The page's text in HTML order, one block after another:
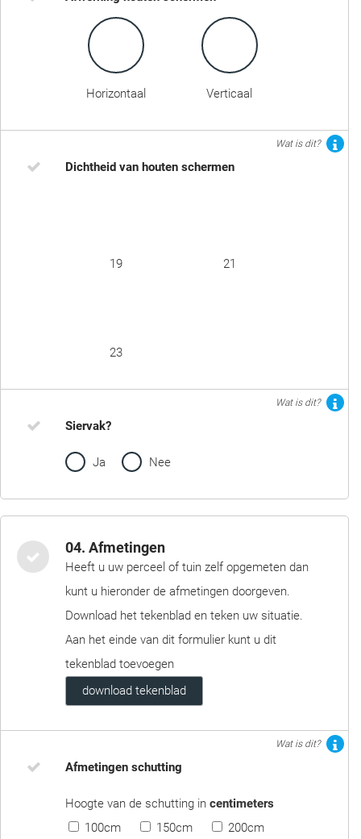
Horizontaal Verticaal
Wat is dit?
Dichtheid van houten schermen
19 21
23
Wat is dit?
Siervak?
Ja Nee
04. Afmetingen
Heeft u uw perceel of tuin zelf opgemeten dan
kunt u hieronder de afmetingen doorgeven.
Download het tekenblad en teken uw situatie.
Aan het einde van dit formulier kunt u dit
tekenblad toevoegen
download tekenblad
Wat is dit?
Afmetingen schutting
Hoogte van de schutting in centimeters
100cm
150cm
200cm